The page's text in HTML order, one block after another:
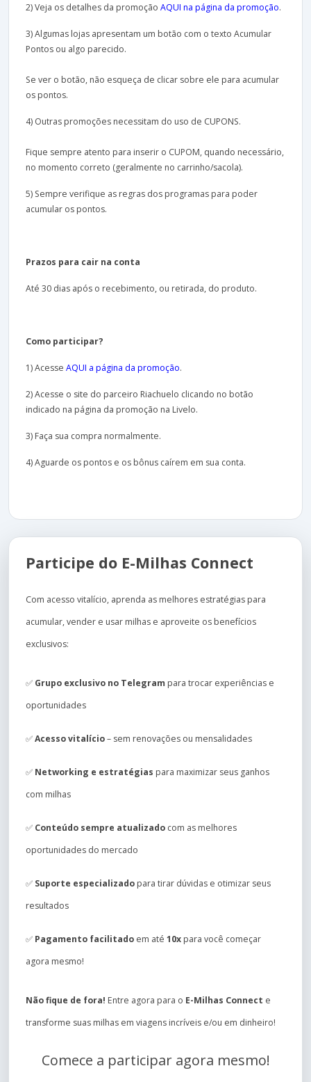
2) Veja os detalhes da promoção AQUI na página da promoção.
3) Algumas lojas apresentam um botão com o texto Acumular
Pontos ou algo parecido.
Se ver o botão, não esqueça de clicar sobre ele para acumular
os pontos.
4) Outras promoções necessitam do uso de CUPONS.
Fique sempre atento para inserir o CUPOM, quando necessário,
no momento correto (geralmente no carrinho/sacola).
5) Sempre verifique as regras dos programas para poder
acumular os pontos.
Prazos para cair na conta
Até 30 dias após o recebimento, ou retirada, do produto.
Como participar?
1) Acesse AQUI a página da promoção.
2) Acesse o site do parceiro Riachuelo clicando no botão
indicado na página da promoção na Livelo.
3) Faça sua compra normalmente.
4) Aguarde os pontos e os bônus caírem em sua conta.
Participe do E-Milhas Connect
Com acesso vitalício, aprenda as melhores estratégias para
acumular, vender e usar milhas e aproveite os benefícios
exclusivos:
✅ Grupo exclusivo no Telegram para trocar experiências e
oportunidades
✅Acesso vitalício– sem renovações ou mensalidades
✅ Networking e estratégias para maximizar seus ganhos
com milhas
✅ Conteúdo sempre atualizado com as melhores
oportunidades do mercado
✅ Suporte especializado para tirar dúvidas e otimizar seus
resultados
✅ Pagamento facilitado em até 10x para você começar
agora mesmo!
Não fique de fora! Entre agora para o E-Milhas Connect e
transforme suas milhas em viagens incríveis e/ou em dinheiro!
Comece a participar agora mesmo!